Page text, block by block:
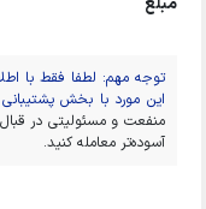
توجه مهم: لطفا فقط با
این مورد با بخش
منفعت و مسئولیتی در قبال
آسوده‌تر معامله کنید.